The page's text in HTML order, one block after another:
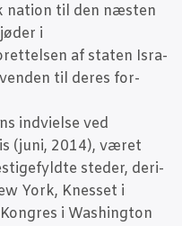
nation til den næsten
i
af sta­ten Isra­
til deres for­
ind­vi­el­se ved
(juni, 2014), været
ste­der, der­i­
York, Knes­set i
i Was­hin­g­ton